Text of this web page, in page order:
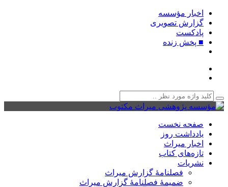
اخبار مؤسسه
گزارش تصویری
پادکست‌
■ پخش زنده
صفحه نخست
یادداشت روز
اخبار میراث
تازه‌های کتاب
نشریات
فصلنامۀ گزارش میراث
ضمیمۀ فصلنامۀ گزارش میراث